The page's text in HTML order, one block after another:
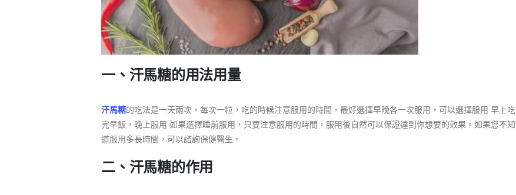
一、汗馬糖的用法用量
汗馬糖的吃法是一天兩次，每次一粒，吃的時候注意服用的時間，最好選擇早晚各一次服用，可以選擇服用 早上吃
完早飯，晚上服用 如果選擇睡前服用，只要注意服用的時間，服用後自然可以保證達到你想要的效果。如果您不知
道服用多長時間，可以諮詢保健醫生。
二、汗馬糖的作用